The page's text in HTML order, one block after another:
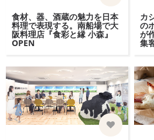
食材、器、酒蔵の魅力を日本
料理で表現する。南船場で大
阪料理店『食彩と縁 小森』
OPEN
カ
の
が
集